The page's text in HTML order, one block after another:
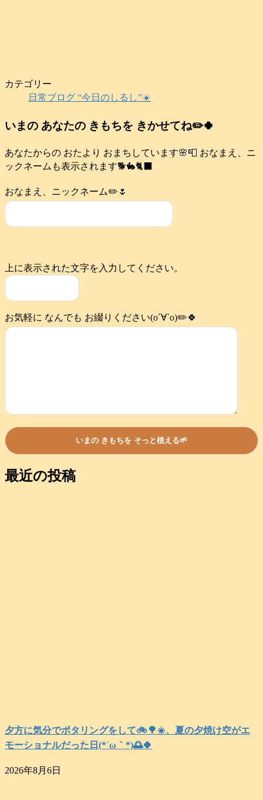
カテゴリー
日常ブログ “今日のしるし”☀️
いまの あなたの きもちを きかせてね✏️🍀
あなたからの おたより おまちしています🌸📮 おなまえ、ニ
ックネームも表示されます🐕️🐇🐈‍⬛
おなまえ、ニックネーム✏️🌷
上に表示された文字を入力してください。
お気軽に なんでも お綴りください(о´∀`о)✏️🍀
最近の投稿
夕方に気分でポタリングをして🚲️🌳☀️、夏の夕焼け空がエ
モーショナルだった日(⁠*⁠´⁠ω⁠｀⁠*⁠)🌅🍀
2026年8月6日